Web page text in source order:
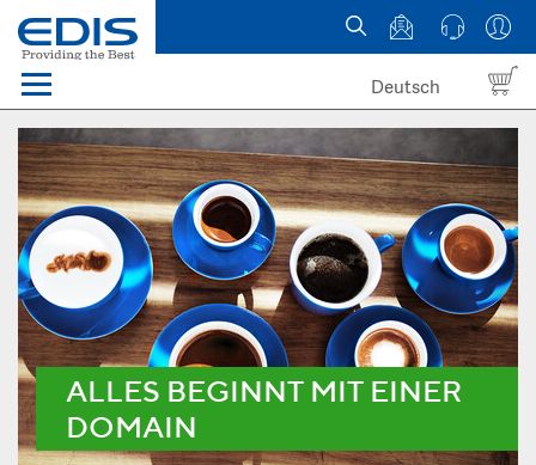
Menü
Domain names
Hosting
News
about EDIS
Deutsch
ALLES BEGINNT MIT EINER
DOMAIN